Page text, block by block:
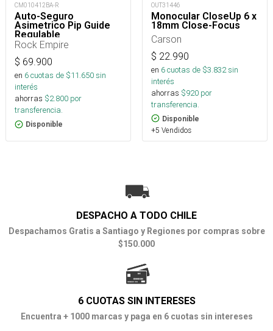
CM010412BA-R
Auto-Seguro
Asimetrico Pip Guide
Regulable
Rock Empire
$ 69.900
en 6cuotas de $11.650sin
interés
ahorras $2.800 por
transferencia.
Disponible
OUT31446
Monocular CloseUp 6 x
18mm Close-Focus
Carson
$ 22.990
en 6cuotas de $3.832sin
interés
ahorras $920 por
transferencia.
Disponible
+5 Vendidos
DESPACHO A TODO CHILE
Despachamos Gratis a Santiago y Regiones por compras sobre
$150.000
6 CUOTAS SIN INTERESES
Encuentra + 1000 marcas y paga en 6 cuotas sin intereses